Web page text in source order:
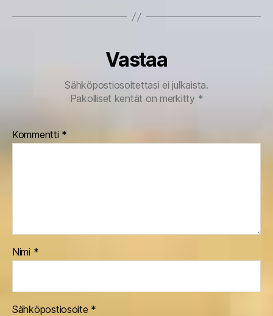
Vastaa
Sähköpostiosoitettasi ei julkaista.
Pakolliset kentät on merkitty *
Kommentti *
Nimi *
Sähköpostiosoite *